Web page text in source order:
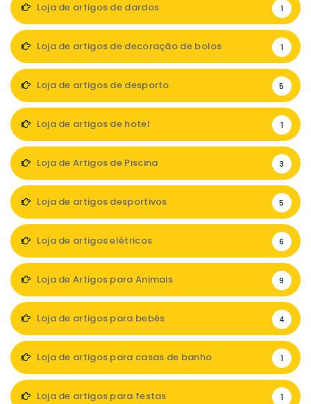
Loja de artigos de dardos 1
Loja de artigos de decoração de bolos 1
Loja de artigos de desporto 5
Loja de artigos de hotel 1
Loja de Artigos de Piscina 3
Loja de artigos desportivos 5
Loja de artigos elétricos 6
Loja de Artigos para Animais 9
Loja de artigos para bebés 4
Loja de artigos para casas de banho 1
Loja de artigos para festas 1